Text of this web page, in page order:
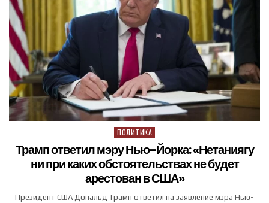
Posted in
ПОЛИТИКА
Трамп ответил мэру Нью-Йорка: «Нетаниягу
ни при каких обстоятельствах не будет
арестован в США»
Президент США Дональд Трамп ответил на заявление мэра Нью-